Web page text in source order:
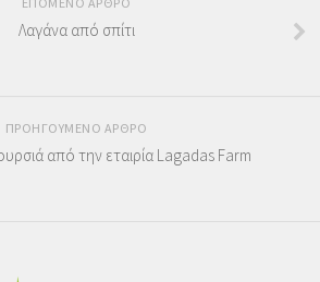
Λαγάνα από σπίτι
ΠΡΟΗΓΟΥΜΕΝΟ ΑΡΘΡΟ
από την εταιρία Lagadas Farm